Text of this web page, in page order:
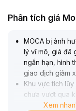
Phân tích giá
MOCA bị ảnh
lý vĩ mô, giá đã
ngắn hạn, hình
giao dịch giảm
Khu vực tích
chưa vượt qua
vẫn cao.
Xem